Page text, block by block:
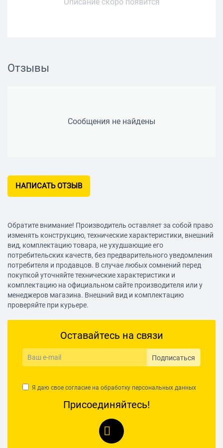
Описание скоро появится
Отзывы
Сообщения не найдены
НАПИСАТЬ ОТЗЫВ
Обратите внимание! Производитель оставляет за собой право
изменять конструкцию, технические характеристики, внешний
вид, комплектацию товара, не ухудшающие его
потребительских качеств, без предварительного уведомления
потребителя и продавцов. В случае любых сомнений перед
покупкой уточняйте технические характеристики и
комплектацию на официальном сайте производителя или у
менеджеров магазина. Внешний вид и комплектацию
проверяйте при курьере.
Оставайтесь на связи
Подписаться
Я даю свое согласие на обработку персональных данных
Присоединяйтесь!